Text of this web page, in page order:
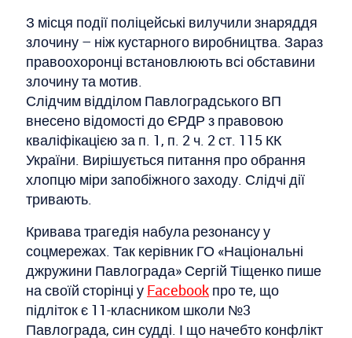
З місця події поліцейські вилучили знаряддя
злочину – ніж кустарного виробництва. Зараз
правоохоронці встановлюють всі обставини
злочину та мотив.
Слідчим відділом Павлоградського ВП
внесено відомості до ЄРДР з правовою
кваліфікацією за п. 1, п. 2 ч. 2 ст. 115 КК
України. Вирішується питання про обрання
хлопцю міри запобіжного заходу. Слідчі дії
тривають.
Кривава трагедія набула резонансу у
соцмережах. Так керівник ГО «Національні
джружини Павлограда» Сергій Тіщенко пише
на своїй сторінці у Facebook про те, що
підліток є 11-класником школи №3
Павлограда, син судді. І що начебто конфлікт